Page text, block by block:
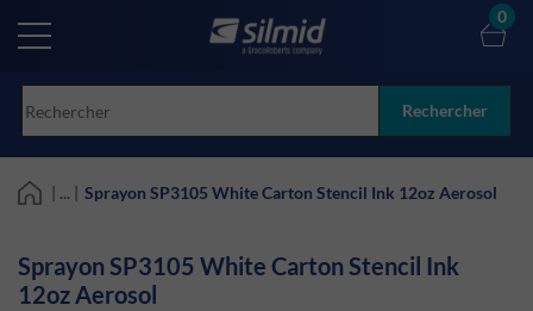
main
Rechercher
0
| ... | Sprayon SP3105 White Carton Stencil Ink 12oz Aerosol
Sprayon SP3105 White Carton Stencil Ink
12oz Aerosol